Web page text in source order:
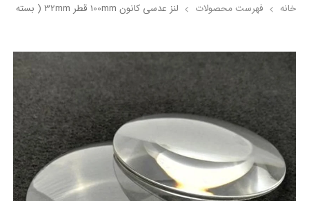
خانه فهرست محصولات لنز عدسی کانون 100mm قطر 32mm ( بسته 1 عددی)